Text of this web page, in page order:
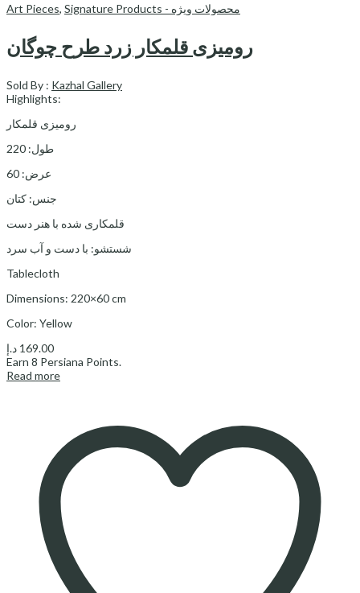
Art Pieces, Signature Products - محصولات ویژه
رومیزی قلمکار زرد طرح چوگان
Sold By : Kazhal Gallery
Highlights:
رومیزی قلمکار
طول: 220
عرض: 60
جنس: کتان
قلمکاری شده با هنر دست
شستشو: با دست و آب سرد
Tablecloth
Dimensions: 220×60 cm
Color: Yellow
169.00 د.إ
Earn 8 Persiana Points.
Read more